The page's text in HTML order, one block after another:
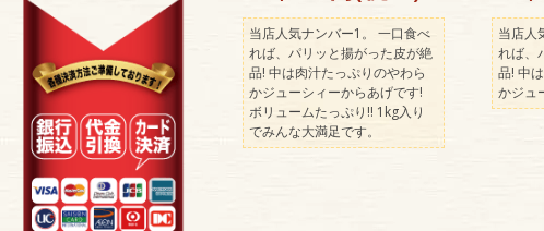
当店人気ナンバー1。 一口食べ
れば、パリッと揚がった皮が絶
品! 中は肉汁たっぷりのやわら
かジューシィーからあげです!
ボリュームたっぷり!! 1kg入り
でみんな大満足です。
当店人
れば、
品! 中
かジュ